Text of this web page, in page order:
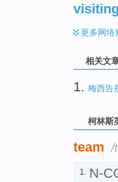
更多网络
相关文
1. 梅西告
柯林斯
team /
1. N-